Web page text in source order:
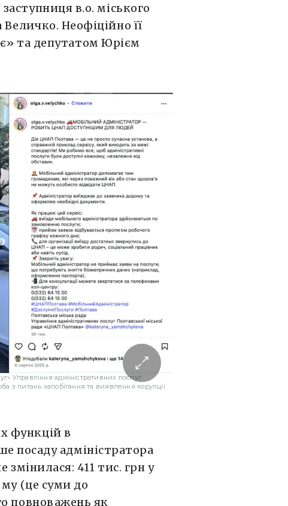
в.о. міського
Неофіційно її
та депутатом Юрієм
Управління адміністративних послуг
з питань запобігання та виявлення корупції
функцій в
посаду адміністратора
змінилася: 411 тис. грн у
(це суми до
повноважень як